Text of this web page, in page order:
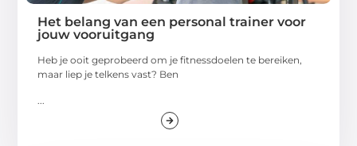
Het belang van een personal trainer voor
jouw vooruitgang
Heb je ooit geprobeerd om je fitnessdoelen te bereiken,
maar liep je telkens vast? Ben